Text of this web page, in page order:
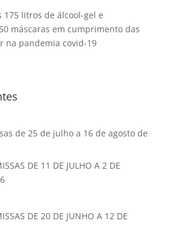
175 litros de álcool-gel e
máscaras em cumprimento das
na pandemia covid-19
de 25 de julho a 16 de agosto de
DE 11 DE JULHO A 2 DE
DE 20 DE JUNHO A 12 DE